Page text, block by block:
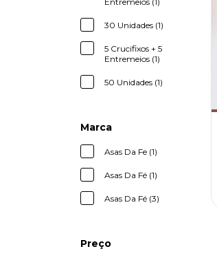
30 Unidades (1)
5 Crucifixos + 5
Entremeios (1)
50 Unidades (1)
Marca
Asas Da Fe (1)
Asas Da Fé (1)
Asas Da Fé (3)
Preço